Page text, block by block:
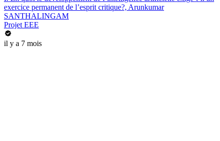
exercice permanent de l’esprit critique?, Arunkumar
SANTHALINGAM
Projet EEE
il y a 7 mois